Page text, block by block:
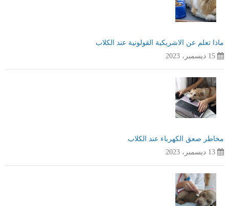
ماذا تعلم عن الاشريكية القولونية عند الكلاب
15 ديسمبر، 2023
مخاطر صعق الكهرباء عند الكلاب
13 ديسمبر، 2023